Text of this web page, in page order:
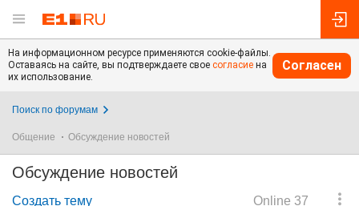
На информационном ресурсе применяются cookie-файлы.
Оставаясь на сайте, вы подтверждаете свое согласие на
их использование.
Согласен
Поиск по форумам
Общение Обсуждение новостей
Обсуждение новостей
Online 37
Создать тему